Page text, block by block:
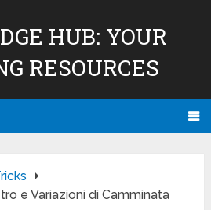
HUB: YOUR
RESOURCES
e Variazioni di Camminata